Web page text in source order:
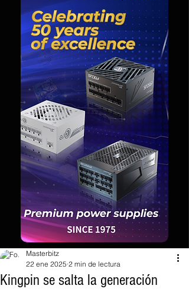
Kingpin se salta la generación
Masterbitz
22 ene 2025 2 min de lectura